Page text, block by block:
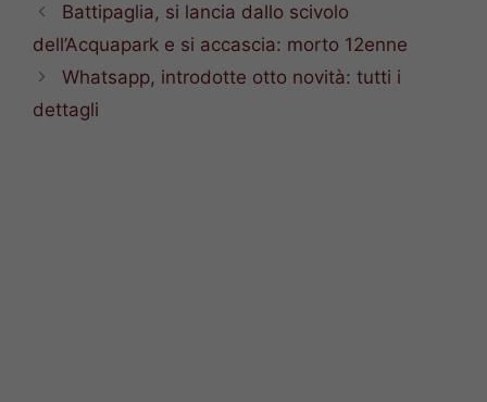
Battipaglia, si lancia dallo scivolo
dell’Acquapark e si accascia: morto 12enne
Whatsapp, introdotte otto novità: tutti i
dettagli